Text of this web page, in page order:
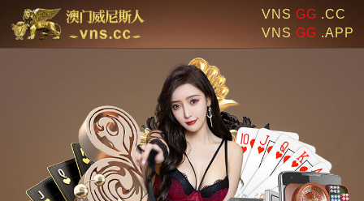
VNS GG .CC
VNS GG .APP